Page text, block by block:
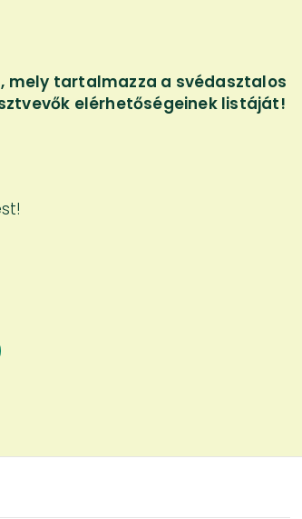
mely tartalmazza a svédasztalos
elérhetőségeinek listáját!